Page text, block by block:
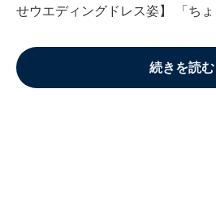
せウエディングドレス姿】 「ちょ
続きを読む